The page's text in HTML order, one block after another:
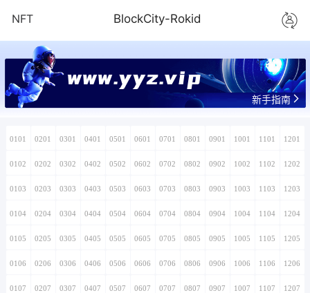
NFT BlockCity-Rokid
www.yyz.vip
新手指南
0101 0201 0301 0401 0501 0601 0701 0801 0901 1001 1101 1201
0102 0202 0302 0402 0502 0602 0702 0802 0902 1002 1102 1202
0103 0203 0303 0403 0503 0603 0703 0803 0903 1003 1103 1203
0104 0204 0304 0404 0504 0604 0704 0804 0904 1004 1104 1204
0105 0205 0305 0405 0505 0605 0705 0805 0905 1005 1105 1205
0106 0206 0306 0406 0506 0606 0706 0806 0906 1006 1106 1206
0107 0207 0307 0407 0507 0607 0707 0807 0907 1007 1107 1207